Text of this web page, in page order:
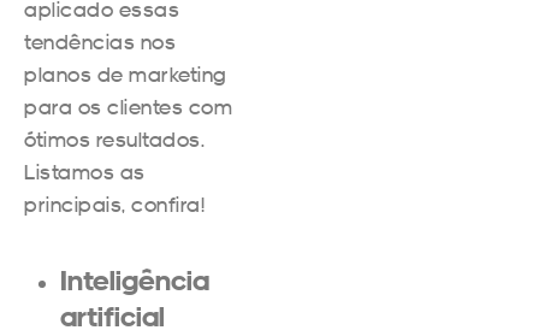
aplicado essas
tendências nos
planos de marketing
para os clientes com
ótimos resultados.
Listamos as
principais, confira!
Inteligência
artificial